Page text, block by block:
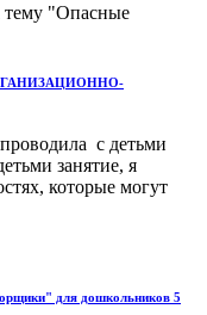
тему "Опасные
ОРГАНИЗАЦИОННО-
с детьми
занятие, я
которые могут
для дошкольников 5